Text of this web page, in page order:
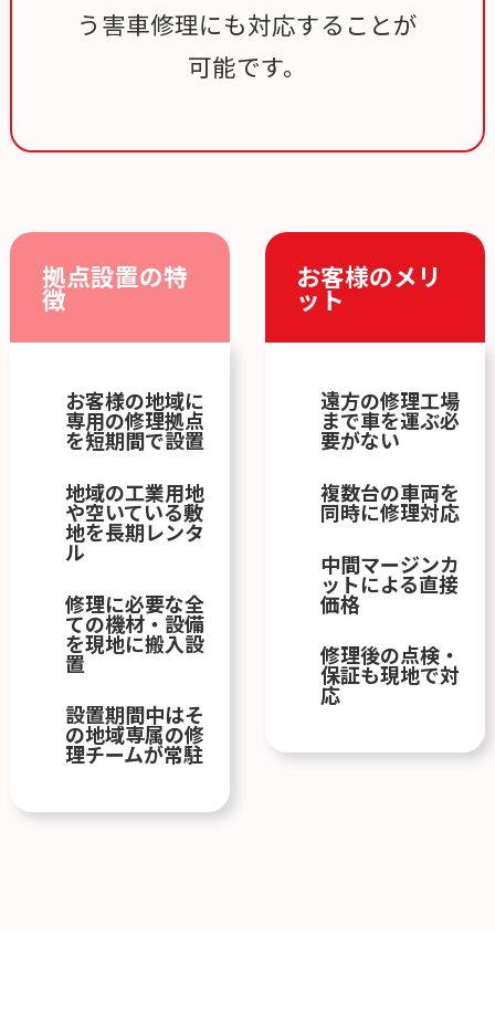
う害車修理にも対応することが
可能です。
拠点設置の特
徴
お客様の地域に
専用の修理拠点
を短期間で設置
地域の工業用地
や空いている敷
地を長期レンタ
ル
修理に必要な全
ての機材・設備
を現地に搬入設
置
設置期間中はそ
の地域専属の修
理チームが常駐
お客様のメリ
ット
遠方の修理工場
まで車を運ぶ必
要がない
複数台の車両を
同時に修理対応
中間マージンカ
ットによる直接
価格
修理後の点検・
保証も現地で対
応